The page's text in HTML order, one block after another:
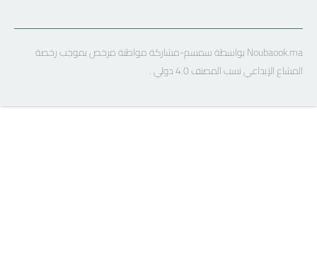
Noubaook.ma بواسطة سمسم-مشاركة مواطنة مرخص بموجب رخصة
المشاع الإبداعي نسب المصنف 4.0 دولي .